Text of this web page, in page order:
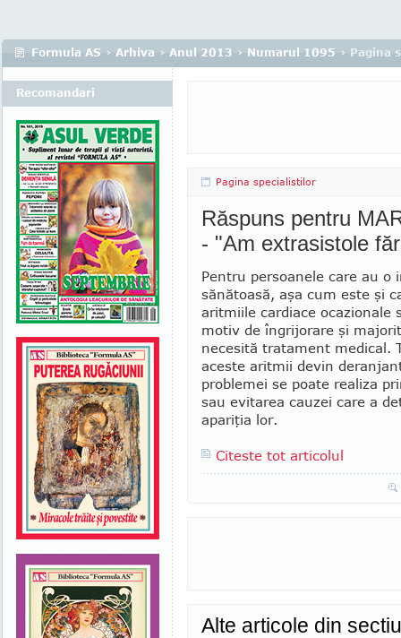
Formula AS › Arhiva › Anul 2013 › Numarul 1095 › Pagina
Pagina specialistilor
Răspuns pentru
- "Am extrasistole
Pentru persoanele care au o
sănătoasă, aşa cum este şi
aritmiile cardiace ocazionale
motiv de îngrijo­rare şi
necesită tratament medical.
aceste aritmii de­vin
problemei se poate realiza
sau evita­rea cauzei care a
apariţia lor.
Citeste tot articolul
Alte articole din
Recomandari